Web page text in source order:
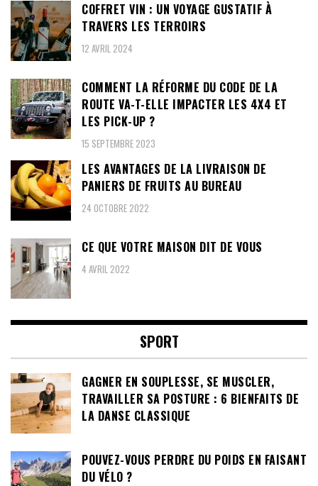
COFFRET VIN : UN VOYAGE GUSTATIF À
TRAVERS LES TERROIRS
12 AVRIL 2024
COMMENT LA RÉFORME DU CODE DE LA
ROUTE VA-T-ELLE IMPACTER LES 4X4 ET
LES PICK-UP ?
15 SEPTEMBRE 2023
LES AVANTAGES DE LA LIVRAISON DE
PANIERS DE FRUITS AU BUREAU
24 OCTOBRE 2022
CE QUE VOTRE MAISON DIT DE VOUS
4 AVRIL 2022
SPORT
GAGNER EN SOUPLESSE, SE MUSCLER,
TRAVAILLER SA POSTURE : 6 BIENFAITS DE
LA DANSE CLASSIQUE
POUVEZ-VOUS PERDRE DU POIDS EN FAISANT
DU VÉLO ?